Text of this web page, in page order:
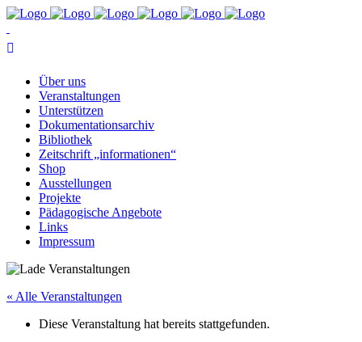
Über uns
Ver­an­stal­tun­gen
Un­ter­stüt­zen
Do­ku­men­ta­ti­ons­ar­chiv
Bi­blio­thek
Zeit­schrift „in­for­ma­tio­nen“
Shop
Aus­stel­lun­gen
Pro­jek­te
Päd­ago­gi­sche Angebote
Links
Im­pres­sum
« Alle Veranstaltungen
Diese Veranstaltung hat bereits stattgefunden.